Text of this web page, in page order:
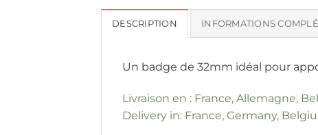
DESCRIPTION INFORMATIONS
Un badge de 32mm idéal pour
Livraison en : France, Allemagne,
Delivery in: France, Germany,